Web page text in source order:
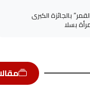
بالجائزة الكبرى
بسلا